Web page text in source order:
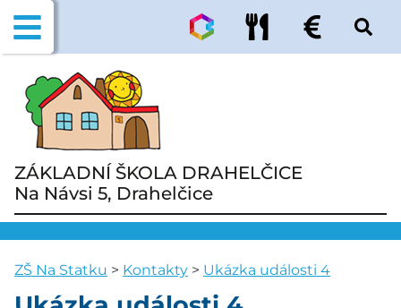
ZÁKLADNÍ ŠKOLA DRAHELČICE
Na Návsi 5, Drahelčice
ZŠ Na Statku > Kontakty > Ukázka události 4